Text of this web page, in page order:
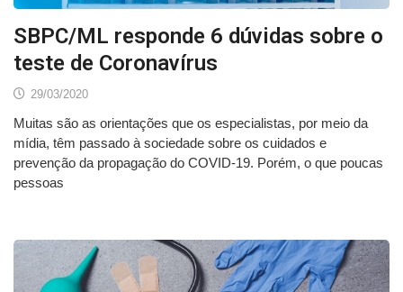
SBPC/ML responde 6 dúvidas sobre o
teste de Coronavírus
29/03/2020
Muitas são as orientações que os especialistas, por meio da
mídia, têm passado à sociedade sobre os cuidados e
prevenção da propagação do COVID-19. Porém, o que poucas
pessoas